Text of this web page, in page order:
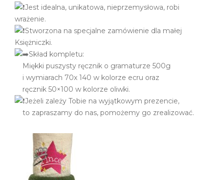
Jest idealna, unikatowa, nieprzemysłowa, robi
wrażenie.
Stworzona na specjalne zamówienie dla małej
Księżniczki.
Skład kompletu:
Miękki puszysty ręcznik o gramaturze 500g
i wymiarach 70x 140 w kolorze ecru oraz
ręcznik 50×100 w kolorze oliwki.
Jeżeli zależy Tobie na wyjątkowym prezencie,
to zapraszamy do nas, pomożemy go zrealizować.